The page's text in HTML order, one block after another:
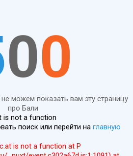
00
можем показать вам эту страницу
про Бали
is not a function
поиск или перейти на главную
is not a function at P